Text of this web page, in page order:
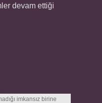
devam ettiği
imkansız birine